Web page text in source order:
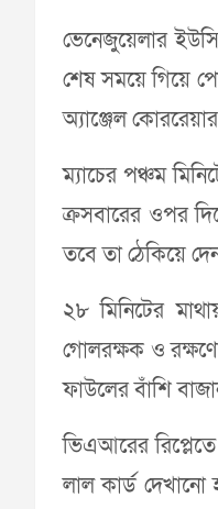
ভেনেজুয়েলার
শেষ সময়ে গিয়ে
অ্যাঞ্জেল
ম্যাচের পঞ্চম
ক্রসবারের ওপর
তবে তা ঠেকিয়ে
২৮ মিনিটের
গোলরক্ষক ও
ফাউলের বাঁশি
ভিএআরের
লাল কার্ড দেখানো